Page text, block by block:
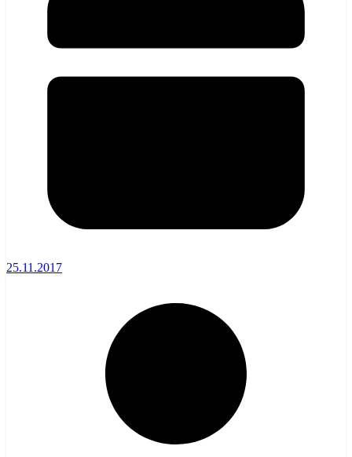
25.11.2017